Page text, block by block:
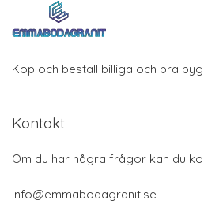
Köp och beställ billiga och bra
Kontakt
Om du har några frågor kan du
info@emmabodagranit.se